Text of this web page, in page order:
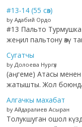
#13-14 (55 сөз)
by Адабий Ордо
#13 Пальто
жеңил пальтону өзү
Сугатчы
by Долоева Нургүл
(аңгеме) Атасы
жатышты. Жол
Алгачкы махабат
by Айдаралиев Асыран
Толукшуган ошол